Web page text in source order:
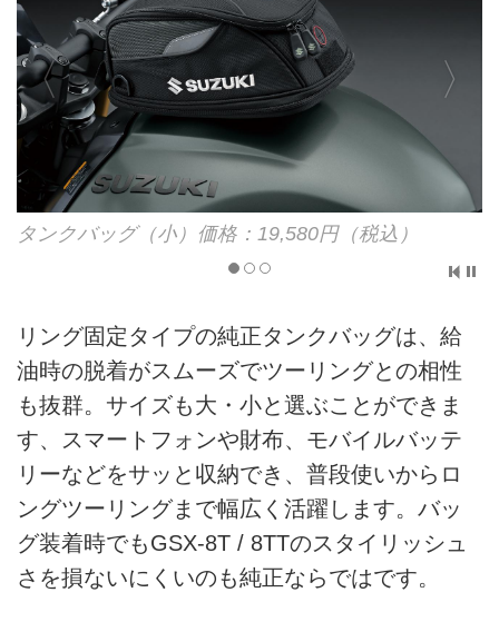
タンクバッグ（小）価格：19,580円（税込）
リング固定タイプの純正タンクバッグは、給
油時の脱着がスムーズでツーリングとの相性
も抜群。サイズも大・小と選ぶことができま
す、スマートフォンや財布、モバイルバッテ
リーなどをサッと収納でき、普段使いからロ
ングツーリングまで幅広く活躍します。バッ
グ装着時でもGSX-8T / 8TTのスタイリッシュ
さを損ないにくいのも純正ならではです。